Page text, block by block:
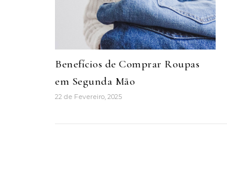
Benefícios de Comprar Roupas
em Segunda Mão
22 de Fevereiro, 2025